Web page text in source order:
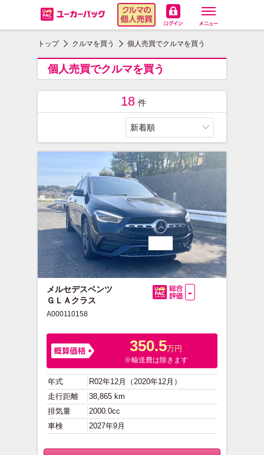
トップ クルマを買う 個人売買でクルマを買う
個人売買でクルマを買う
18 件
メルセデスベンツ
ＧＬＡクラス
A000110158
-
350.5万円
※輸送費は除きます
年式
R02年12月（2020年12月）
走行距離
38,865 km
排気量
2000.0cc
車検
2027年9月